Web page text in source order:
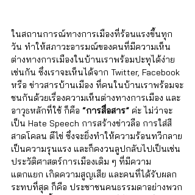
ในสถานการณ์ทางการเมืองที่ร้อนแรงขึ้นทุก
วัน ทำให้สภาวะอารมณ์ของคนที่มีความเห็น
ต่างทางการเมืองในบ้านเราพร้อมปะทุได้ง่าย
เช่นกัน ซึ่งเราจะเห็นได้จาก Twitter, Facebook
หรือ ข่าวสารบ้านเมือง ที่คนในบ้านเราพร้อมจะ
ชนกันด้วยเรื่องความเห็นต่างทางการเมือง และ
อาวุธหลักที่ใช้ ก็คือ “การสื่อสาร” ค่ะ ไม่ว่าจะ
เป็น Hate Speech การสร้างข่าวลือ การใส่สี
สาดโคลน ตีไข่ ซึ่งจะยิ่งทำให้ความร้อนทวีกลาย
เป็นความรุนแรง และก็คงวนลูปกลับไปเป็นเช่น
ประวัติศาสตร์การเมืองเดิม ๆ ที่มีความ
แตกแยก เกิดความสูญเสีย และคนที่ได้รับผลก
ระทบที่สุด ก็คือ ประชาชนคนธรรมดาอย่างพวก